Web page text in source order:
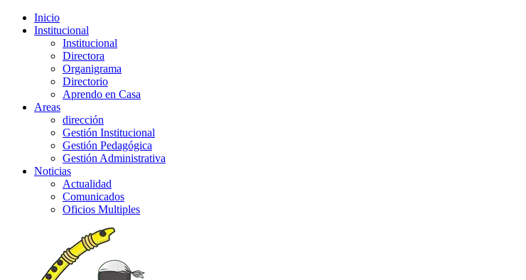
Inicio
Institucional
Institucional
Directora
Organigrama
Directorio
Aprendo en Casa
Areas
dirección
Gestión Institucional
Gestión Pedagógica
Gestión Administrativa
Noticias
Actualidad
Comunicados
Oficios Multiples